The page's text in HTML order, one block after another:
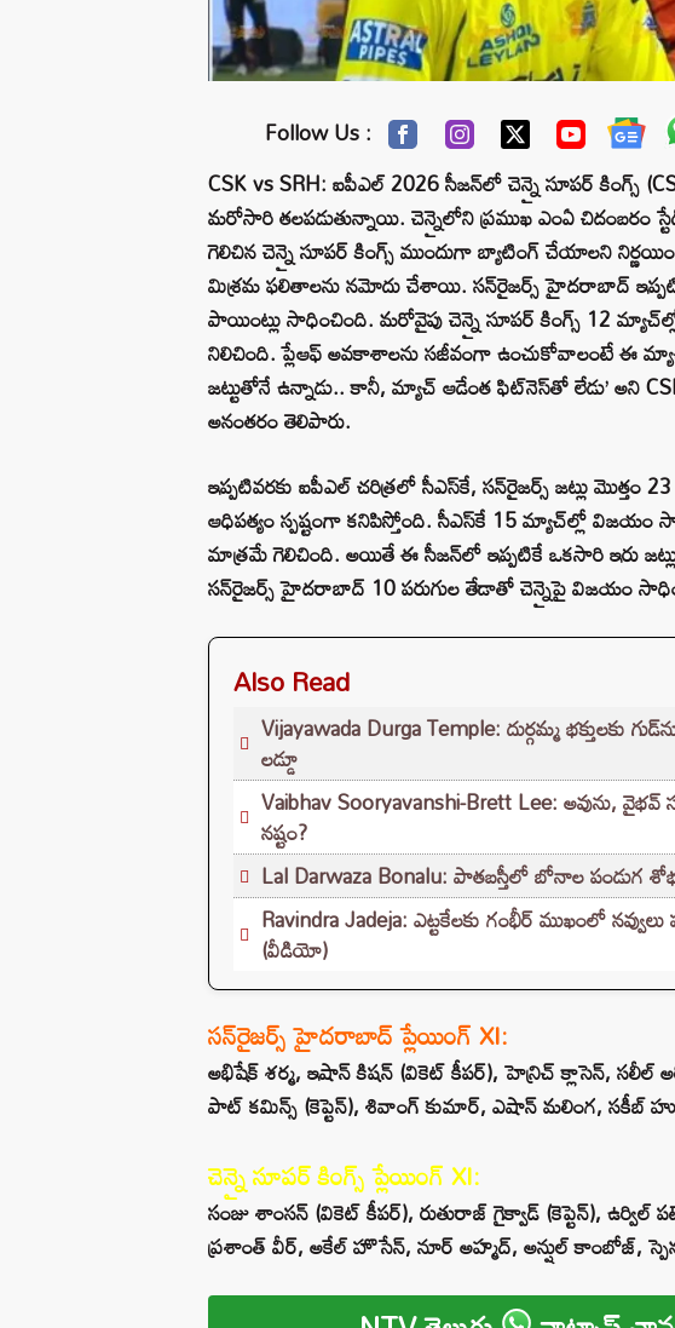
Follow Us :
CSK vs SRH: ఐపీఎల్ 2026 సీజన్‌లో చెన్నై సూపర్ కింగ్స్
మరోసారి తలపడుతున్నాయి. చెన్నైలోని ప్రముఖ ఎంఏ చిదంబరం
గెలిచిన చెన్నై సూపర్ కింగ్స్ ముందుగా బ్యాటింగ్ చేయాలని
మిశ్రమ ఫలితాలను నమోదు చేశాయి. సన్‌రైజర్స్ హైదరాబాద్
పాయింట్లు సాధించింది. మరోవైపు చెన్నై సూపర్ కింగ్స్ 12
నిలిచింది. ప్లేఆఫ్ అవకాశాలను సజీవంగా ఉంచుకోవాలంటే ఈ
జట్టుతోనే ఉన్నాడు.. కానీ, మ్యాచ్‌ ఆడేంత ఫిట్‌నెస్‌తో లేడు’ అని
అనంతరం తెలిపారు.
ఇప్పటివరకు ఐపీఎల్ చరిత్రలో సీఎస్‌కే, సన్‌రైజర్స్ జట్లు మొత్తం
ఆధిపత్యం స్పష్టంగా కనిపిస్తోంది. సీఎస్‌కే 15 మ్యాచ్‌ల్లో
మాత్రమే గెలిచింది. అయితే ఈ సీజన్‌లో ఇప్పటికే ఒకసారి ఇరు
సన్‌రైజర్స్ హైదరాబాద్ 10 పరుగుల తేడాతో చెన్నైపై విజయం
Also Read
Vijayawada Durga Temple: దుర్గమ్మ భక్తులకు
లడ్డూ
Vaibhav Sooryavanshi-Brett Lee: అవును,
నష్టం?
Lal Darwaza Bonalu: పాతబస్తీలో బోనాల పండుగ
Ravindra Jadeja: ఎట్టకేలకు గంభీర్ ముఖంలో
(వీడియో)
సన్‌రైజర్స్ హైదరాబాద్ ప్లేయింగ్ XI:
అభిషేక్ శర్మ, ఇషాన్ కిషన్ (వికెట్ కీపర్), హెన్రిచ్ క్లాసెన్, సలీల్
పాట్ కమిన్స్ (కెప్టెన్), శివాంగ్ కుమార్, ఎషాన్ మలింగ, సకీబ్
చెన్నై సూపర్ కింగ్స్ ప్లేయింగ్ XI:
సంజు శాంసన్ (వికెట్ కీపర్), రుతురాజ్ గైక్వాడ్ (కెప్టెన్), ఉర్విల్
ప్రశాంత్ వీర్, అకేల్ హొసేన్, నూర్ అహ్మద్, అన్షుల్ కాంబోజ్,